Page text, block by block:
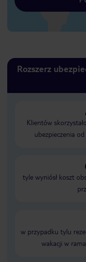
Rozszerz
Klientów
ubezpieczenia
tyle wyniósł koszt
w przypadku tylu
wakacji w